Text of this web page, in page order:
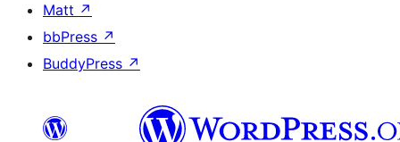
Matt ↗
bbPress ↗
BuddyPress ↗